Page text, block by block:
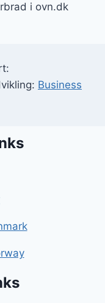
i ovn.dk
Business